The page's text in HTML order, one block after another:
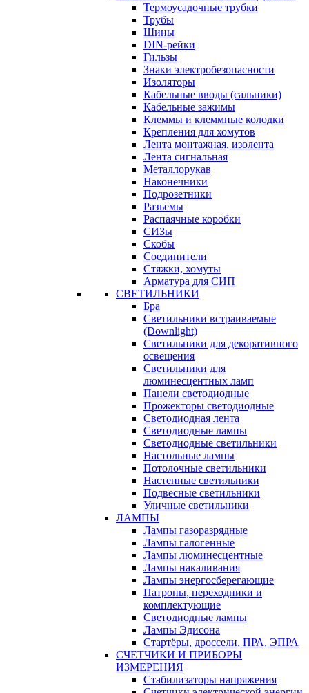
Термоусадочные трубки
Трубы
Шины
DIN-рейки
Гильзы
Знаки электробезопасности
Изоляторы
Кабельные вводы (сальники)
Кабельные зажимы
Клеммы и клеммные колодки
Крепления для хомутов
Лента монтажная, изолента
Лента сигнальная
Металлорукав
Наконечники
Подрозетники
Разъемы
Распаячные коробки
СИЗы
Скобы
Соединители
Стяжки, хомуты
Арматура для СИП
СВЕТИЛЬНИКИ
Бра
Светильники встраиваемые
(Downlight)
Светильники для декоративного
освещения
Светильники для
люминесцентных ламп
Панели светодиодные
Прожекторы светодиодные
Светодиодная лента
Светодиодные лампы
Светодиодные светильники
Настольные лампы
Потолочные светильники
Настенные светильники
Подвесные светильники
Уличные светильники
ЛАМПЫ
Лампы газоразрядные
Лампы галогенные
Лампы люминесцентные
Лампы накаливания
Лампы энергосберегающие
Патроны, переходники и
комплектующие
Светодиодные лампы
Лампы Эдисона
Стартёры, дроссели, ПРА, ЭПРА
СЧЕТЧИКИ И ПРИБОРЫ
ИЗМЕРЕНИЯ
Стабилизаторы напряжения